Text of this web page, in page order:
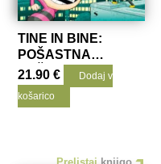
TINE IN BINE:
POŠASTNA
POŠAST
21.90€
Dodaj v
košarico